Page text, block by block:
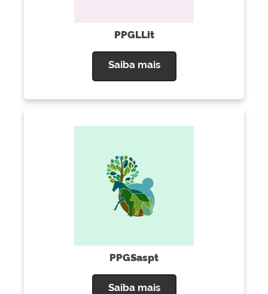
PPGLLit
Saiba mais
PPGSaspt
Saiba mais